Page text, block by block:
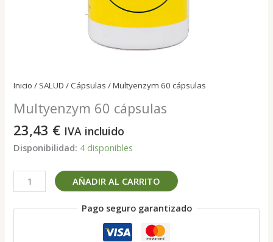
Inicio / SALUD /Cápsulas / Multyenzym 60 cápsulas
Multyenzym 60 cápsulas
23,43 € IVA incluido
Disponibilidad: 4 disponibles
Multyenzym
60
AÑADIR AL CARRITO
Pago seguro garantizado